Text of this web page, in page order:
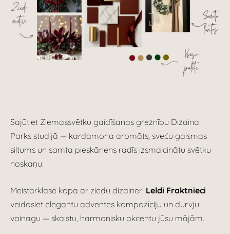
Sajūtiet Ziemassvētku gaidīšanas greznību Dizaina
Parks studijā — kardamona aromāts, sveču gaismas
siltums un samta pieskāriens radīs izsmalcinātu svētku
noskaņu.
Meistarklasē kopā ar ziedu dizaineri Leldi Fraktnieci
veidosiet elegantu adventes kompozīciju un durvju
vainagu — skaistu, harmonisku akcentu jūsu mājām.